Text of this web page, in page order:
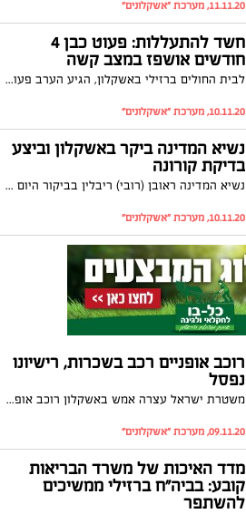
11.11.20, מערכת "אשקלונים"
חשד להתעללות: פעוט כבן 4
חודשים אושפז במצב קשה
לבית החולים ברזילי באשקלון, הגיע הערב פעוט כבן 4 חודשים כשהוא סובל מחבלות קשות. במשטרה בודקים חשד להתעללות בחסר ישע
10.11.20, מערכת "אשקלונים"
נשיא המדינה ביקר באשקלון וביצע
בדיקת קורונה
נשיא המדינה ראובן (רובי) ריבלין בביקור היום (שלישי) במרכז לרפואה יועצת של כללית באשקלון: "קופות החולים ורופאים בקהילה הם בחזית המאבק בנגיף"
10.11.20, מערכת "אשקלונים"
רוכב אופניים רכב בשכרות, רישיונו
נפסל
משטרת ישראל עצרה אמש באשקלון רוכב אופניים חשמליים בגין נהיגה תחת השפעת אלכוהול ברמה של פי 3 מעל המותר. על אף כי רכב באופניים, רישיון הנהיגה שלו נפסל
09.11.20, מערכת "אשקלונים"
מדד האיכות של משרד הבריאות
קובע: בביה"ח ברזילי ממשיכים
להשתפר